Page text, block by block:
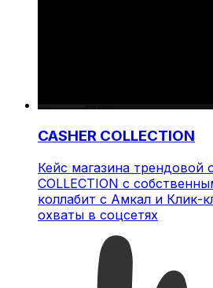
CASHER COLLECTION
Кейс магазина трендовой
COLLECTION с
коллабит с Амкал и Клик-
охваты в соцсетях